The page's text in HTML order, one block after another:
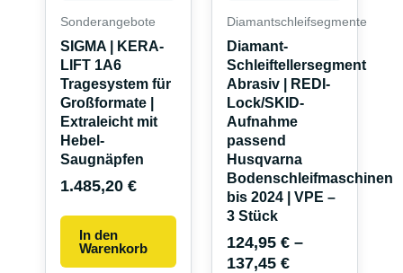
Sonderangebote
SIGMA | KERA-
LIFT 1A6
Tragesystem für
Großformate |
Extraleicht mit
Hebel-
Saugnäpfen
1.485,20€
In den
Warenkorb
Diamantschleifsegmente
Diamant-
Schleiftellersegment
Abrasiv | REDI-
Lock/SKID-
Aufnahme
passend
Husqvarna
Bodenschleifmaschinen
bis 2024 | VPE –
3 Stück
124,95 € –
137,45 €
Die
können
werden